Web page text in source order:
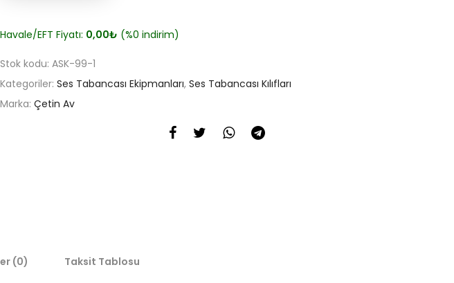
Havale/EFT Fiyatı: 0,00₺ (%0 indirim)
Stok kodu: ASK-99-1
Kategoriler: Ses Tabancası Ekipmanları, Ses Tabancası Kılıfları
Marka: Çetin Av
(0) Taksit Tablosu